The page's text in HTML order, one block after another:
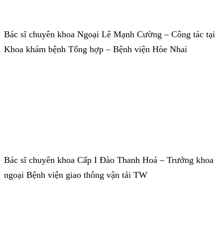
Bác sĩ chuyên khoa Ngoại Lê Mạnh Cường – Công tác tại
Khoa khám bệnh Tổng hợp – Bệnh viện Hòe Nhai
Bác sĩ chuyên khoa Cấp I Đào Thanh Hoá – Trưởng khoa
ngoại Bệnh viện giao thông vận tải TW